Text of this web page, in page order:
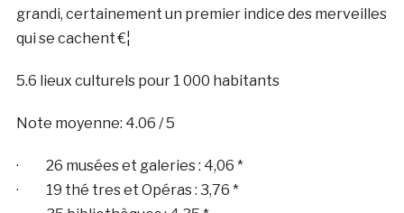
grandi, certainement un premier indice des merveilles
qui se cachent €¦
5.6 lieux culturels pour 1 000 habitants
Note moyenne: 4.06 / 5
· 26 musées et galeries : 4,06 *
· 19 thé tres et Opéras : 3,76 *